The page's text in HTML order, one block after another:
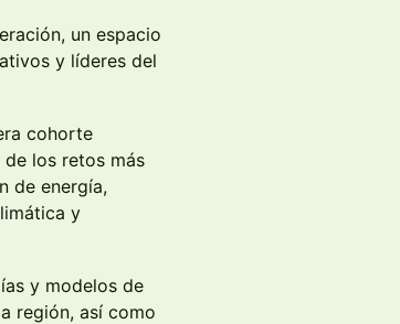
un espacio
y líderes del
cohorte
de los retos más
de energía,
y
y modelos de
región, así como